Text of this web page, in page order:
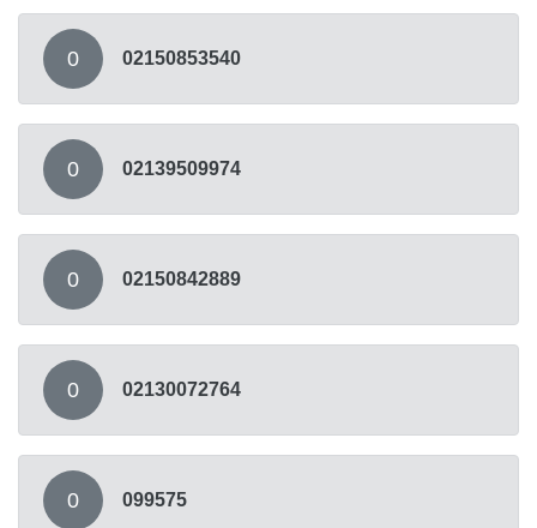
0 02150853540
0 02139509974
0 02150842889
0 02130072764
0 099575